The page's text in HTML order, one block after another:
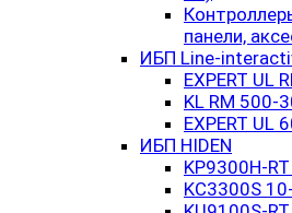
панели,
ИБП Line-
EXPERT UL
KL RM 500-
EXPERT UL
ИБП HIDEN
KP9300H-
KC3300S